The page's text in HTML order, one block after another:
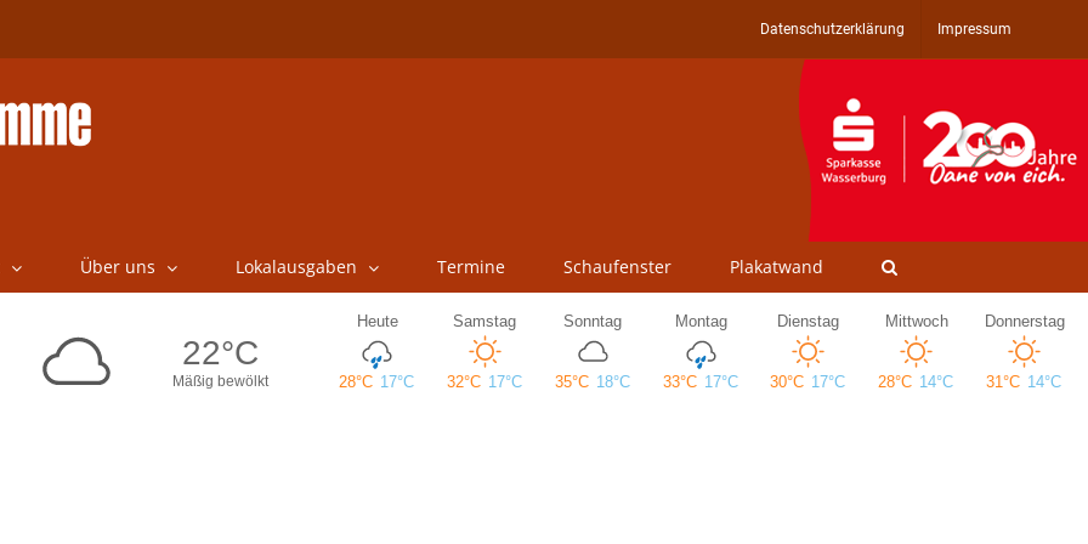
Datenschutzerklärung Impressum
Über uns Lokalausgaben Termine Schaufenster Plakatwand